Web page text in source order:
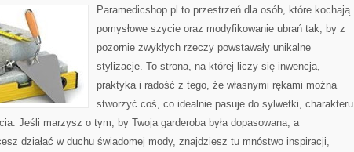
AKCESORIA
Paramedicshop.pl to przestrzeń dla osób, które kochają
pomysłowe szycie oraz modyfikowanie ubrań tak, by z
pozornie zwykłych rzeczy powstawały unikalne
stylizacje. To strona, na której liczy się inwencja,
praktyka i radość z tego, że własnymi rękami można
stworzyć coś, co idealnie pasuje do sylwetki, charakteru
Jeśli marzysz o tym, by Twoja garderoba była dopasowana, a
działać w duchu świadomej mody, znajdziesz tu mnóstwo inspiracji,